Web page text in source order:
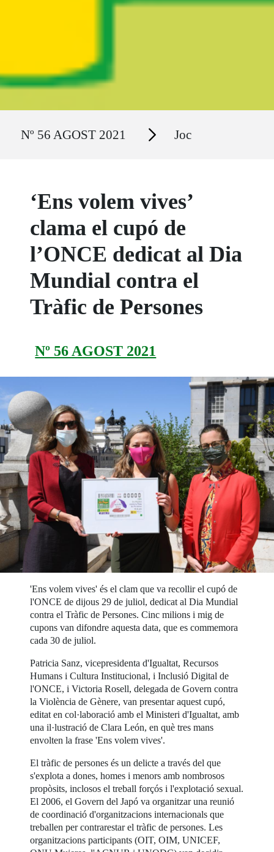
Nº 56 AGOST 2021 Secciones Joc
‘Ens volem vives’
clama el cupó de
l’ONCE dedicat al Dia
Mundial contra el
Tràfic de Persones
Nº 56 AGOST 2021
'Ens volem vives' és el clam que va recollir el cupó de
l'ONCE de dijous 29 de juliol, dedicat al Dia Mundial
contra el Tràfic de Persones. Cinc milions i mig de
cupons van difondre aquesta data, que es commemora
cada 30 de juliol.
Patricia Sanz, vicepresidenta d'Igualtat, Recursos
Humans i Cultura Institucional, i Inclusió Digital de
l'ONCE, i Victoria Rosell, delegada de Govern contra
la Violència de Gènere, van presentar aquest cupó,
editat en col·laboració amb el Ministeri d'Igualtat, amb
una il·lustració de Clara León, en què tres mans
envolten la frase 'Ens volem vives'.
El tràfic de persones és un delicte a través del que
s'explota a dones, homes i menors amb nombrosos
propòsits, inclosos el treball forçós i l'explotació sexual.
El 2006, el Govern del Japó va organitzar una reunió
de coordinació d'organitzacions internacionals que
treballen per contrarestar el tràfic de persones. Les
organitzacions participants (OIT, OIM, UNICEF,